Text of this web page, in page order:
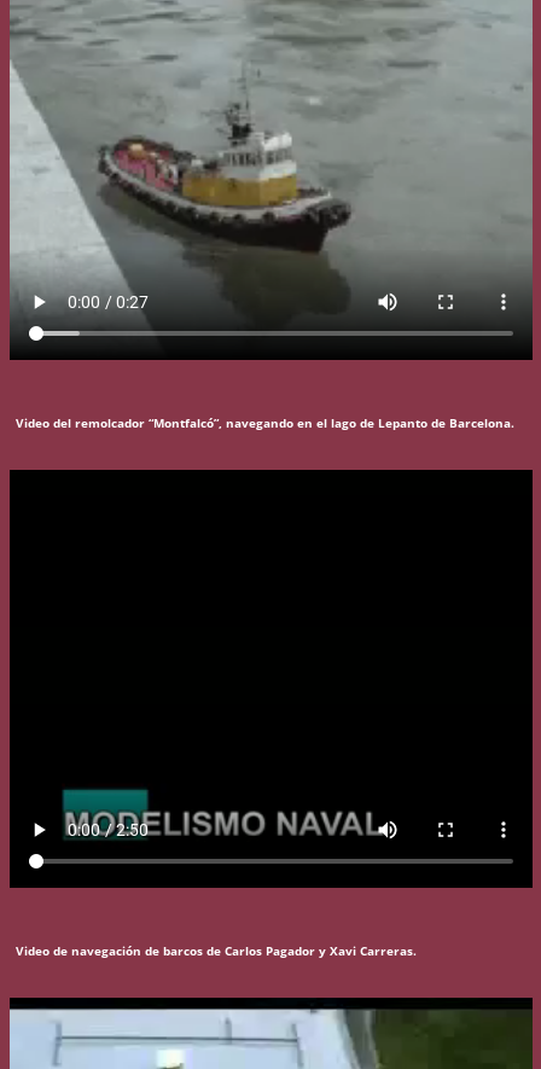
Video del remolcador “Montfalcó”, navegando en el lago de Lepanto de Barcelona.
Video de navegación de barcos de Carlos Pagador y Xavi Carreras.